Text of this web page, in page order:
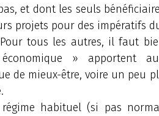
et dont les seuls
projets pour des impératifs
tous les autres, il faut
» apportent
de mieux-être, voire un peu
habituel (si pas